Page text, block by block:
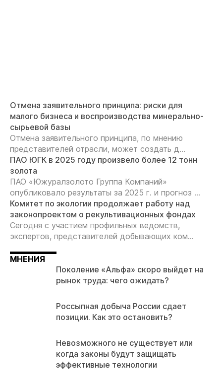
Отмена заявительного принципа: риски для
малого бизнеса и воспроизводства минерально-
сырьевой базы
Отмена заявительного принципа, по мнению
представителей отрасли, может создать д...
ПАО ЮГК в 2025 году произвело более 12 тонн
золота
ПАО «Южуралзолото Группа Компаний»
опубликовало результаты за 2025 г. и прогноз ...
Комитет по экологии продолжает работу над
законопроектом о рекультивационных фондах
Сегодня с участием профильных ведомств,
экспертов, представителей добывающих ком...
МНЕНИЯ
Поколение «Альфа» скоро выйдет на
рынок труда: чего ожидать?
Россыпная добыча России сдает
позиции. Как это остановить?
Невозможного не существует или
когда законы будут защищать
эффективные технологии